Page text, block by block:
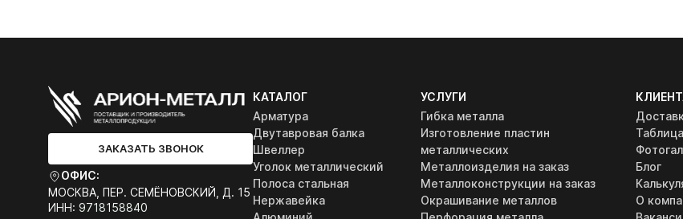
ЗАКАЗАТЬ ЗВОНОК
ОФИС:
МОСКВА, ПЕР. СЕМЁНОВСКИЙ, Д. 15
ИНН: 9718158840
КАТАЛОГ
Арматура
Двутавровая балка
Швеллер
Уголок металлический
Полоса стальная
Нержавейка
УСЛУГИ
Гибка металла
Изготовление пластин
металлических
Металлоизделия на заказ
Металлоконструкции на заказ
Окрашивание металлов
Блог
О